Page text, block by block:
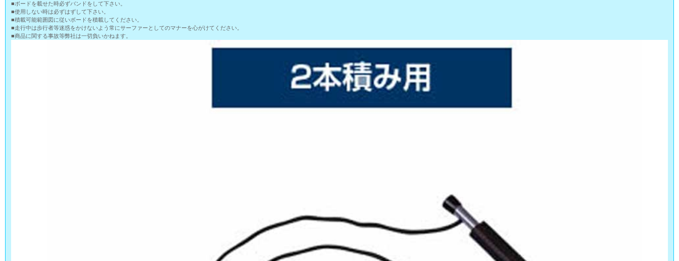
■ボードを載せた時必ずバンドをして下さい。
■使用しない時は必ずはずして下さい。
■積載可能範囲図に従いボードを積載してください。
■走行中は歩行者等迷惑をかけないよう常にサーファーとしてのマナーを心がけてください。
■商品に関する事故等弊社は一切負いかねます。